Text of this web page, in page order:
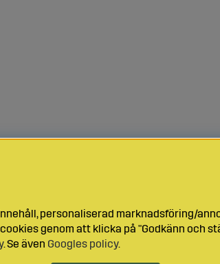
personaliserad marknadsföring/
genom att klicka på "Godkänn och
. Se även Googles policy.